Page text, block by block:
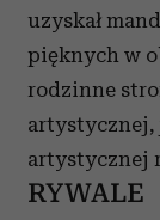
uzyskał
pięknych w
rodzinne
artystycznej,
artystycznej
RYWALE